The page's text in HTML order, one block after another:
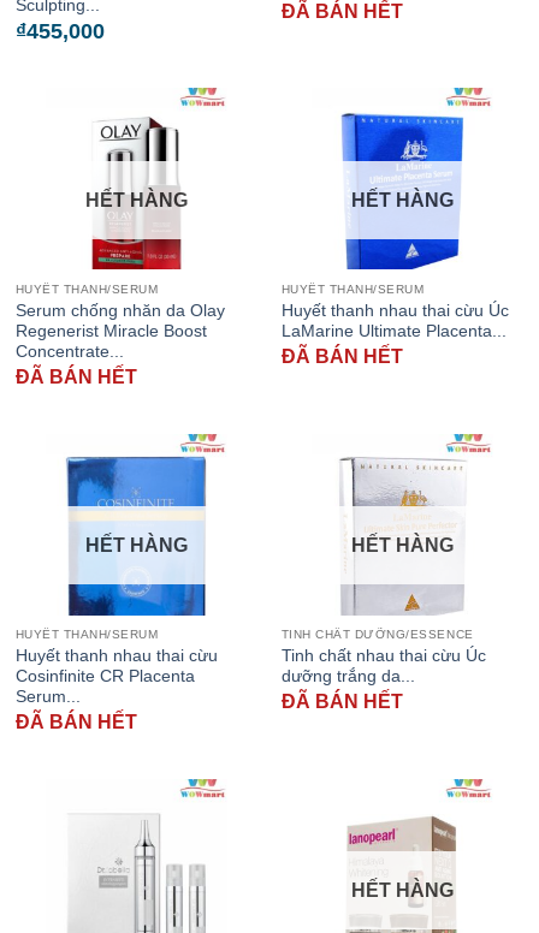
Sculpting...
₫455,000
ĐÃ BÁN HẾT
HẾT HÀNG
HUYẾT THANH/SERUM
Serum chống nhăn da Olay
Regenerist Miracle Boost
Concentrate...
ĐÃ BÁN HẾT
HẾT HÀNG
HUYẾT THANH/SERUM
Huyết thanh nhau thai cừu Úc
LaMarine Ultimate Placenta...
ĐÃ BÁN HẾT
HẾT HÀNG
HUYẾT THANH/SERUM
Huyết thanh nhau thai cừu
Cosinfinite CR Placenta
Serum...
ĐÃ BÁN HẾT
HẾT HÀNG
TINH CHẤT DƯỠNG/ESSENCE
Tinh chất nhau thai cừu Úc
dưỡng trắng da...
ĐÃ BÁN HẾT
HẾT HÀNG